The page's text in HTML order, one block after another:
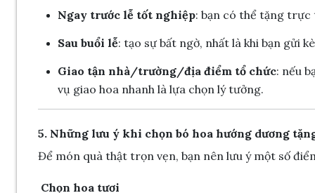
Ngay trước lễ tốt nghiệp: bạn có thể tặng trực
Sau buổi lễ: tạo sự bất ngờ, nhất là khi bạn gửi
Giao tận nhà/trường/địa điểm tổ chức: nếu
vụ giao hoa nhanh là lựa chọn lý tưởng.
5. Những lưu ý khi chọn bó hoa hướng dương
Để món quà thật trọn vẹn, bạn nên lưu ý một số
Chọn hoa tươi